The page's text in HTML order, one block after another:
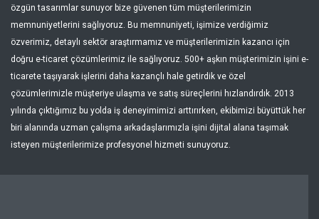
Türkçe
özgün tasarımlar sunuyor bize güvenen tüm müşterilerimizin
memnuniyetlerini sağlıyoruz. Bu memnuniyeti, işimize verdiğimiz
özverimiz, detaylı sektör araştırmamız ve müşterilerimizin kazancı için
doğru e-ticaret çözümlerimiz ile sağlıyoruz. 500+ aşkın müşterimizin işini e-
ticarete taşıyarak işlerini daha kazançlı hale getirdik ve özel
çözümlerimizle müşteriye ulaşma ve satış süreçlerini hızlandırdık. 2013
yılında çıktığımız bu yolda iş deneyimimizi arttırırken, ekibimizi büyüttük her
biri alanında uzman çalışma arkadaşlarımızla işini dijital alana taşımak
isteyen müşterilerimize profesyonel hizmeti sunuyoruz.